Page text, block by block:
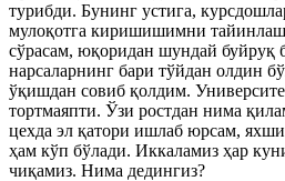
турибди. Бунинг устига,
мулоқотга киришишимни
сўрасам, юқоридан шундай буйруқ
нарсаларнинг бари тўйдан олдин
ўқишдан совиб қолдим.
тортмаяпти. Ўзи ростдан нима
цехда эл қатори ишлаб юрсам,
ҳам кўп бўлади. Иккаламиз ҳар
чиқамиз. Нима дедингиз?